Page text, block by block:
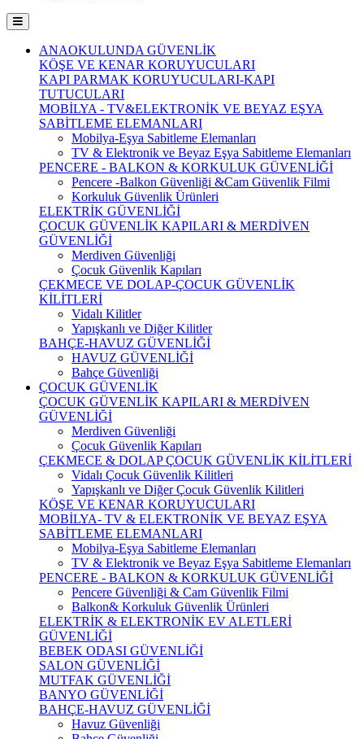
ANAOKULUNDA GÜVENLİK
KÖŞE VE KENAR KORUYUCULARI
KAPI PARMAK KORUYUCULARI-KAPI
TUTUCULARI
MOBİLYA - TV&ELEKTRONİK VE BEYAZ EŞYA
SABİTLEME ELEMANLARI
Mobilya-Eşya Sabitleme Elemanları
TV & Elektronik ve Beyaz Eşya Sabitleme Elemanları
PENCERE - BALKON & KORKULUK GÜVENLİĞİ
Pencere -Balkon Güvenliği &Cam Güvenlik Filmi
Korkuluk Güvenlik Ürünleri
ELEKTRİK GÜVENLİĞİ
ÇOCUK GÜVENLİK KAPILARI & MERDİVEN
GÜVENLİĞİ
Merdiven Güvenliği
Çocuk Güvenlik Kapıları
ÇEKMECE VE DOLAP-ÇOCUK GÜVENLİK
KİLİTLERİ
Vidalı Kilitler
Yapışkanlı ve Diğer Kilitler
BAHÇE-HAVUZ GÜVENLİĞİ
HAVUZ GÜVENLİĞİ
Bahçe Güvenliği
ÇOCUK GÜVENLİK
ÇOCUK GÜVENLİK KAPILARI & MERDİVEN
GÜVENLİĞİ
Merdiven Güvenliği
Çocuk Güvenlik Kapıları
ÇEKMECE & DOLAP ÇOCUK GÜVENLİK KİLİTLERİ
Vidalı Çocuk Güvenlik Kilitleri
Yapışkanlı ve Diğer Çocuk Güvenlik Kilitleri
KÖŞE VE KENAR KORUYUCULARI
MOBİLYA- TV & ELEKTRONİK VE BEYAZ EŞYA
SABİTLEME ELEMANLARI
Mobilya-Eşya Sabitleme Elemanları
TV & Elektronik ve Beyaz Eşya Sabitleme Elemanları
PENCERE - BALKON & KORKULUK GÜVENLİĞİ
Pencere Güvenliği & Cam Güvenlik Filmi
Balkon& Korkuluk Güvenlik Ürünleri
ELEKTRİK & ELEKTRONİK EV ALETLERİ
GÜVENLİĞİ
BEBEK ODASI GÜVENLİĞİ
SALON GÜVENLİĞİ
MUTFAK GÜVENLİĞİ
BANYO GÜVENLİĞİ
BAHÇE-HAVUZ GÜVENLİĞİ
Havuz Güvenliği